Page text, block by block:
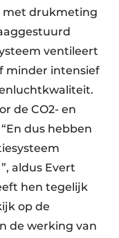
met drukmeting
ventileert
minder intensief
de CO2- en
dus hebben
aldus Evert
hen tegelijk
op de
de werking van